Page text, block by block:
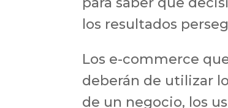
los resultados
Los e-commerce
deberán de utilizar
de un negocio, los